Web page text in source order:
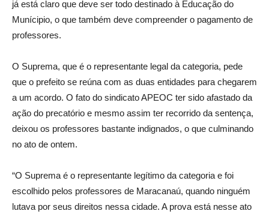
já está claro que deve ser todo destinado à Educação do
Munícipio, o que também deve compreender o pagamento de
professores.
O Suprema, que é o representante legal da categoria, pede
que o prefeito se reúna com as duas entidades para chegarem
a um acordo. O fato do sindicato APEOC ter sido afastado da
ação do precatório e mesmo assim ter recorrido da sentença,
deixou os professores bastante indignados, o que culminando
no ato de ontem.
“O Suprema é o representante legítimo da categoria e foi
escolhido pelos professores de Maracanaú, quando ninguém
lutava por seus direitos nessa cidade. A prova está nesse ato